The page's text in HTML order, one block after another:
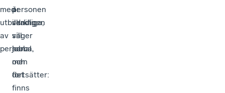
med
utbildning
av
personal.
personen
verkligen
vill
jobba,
men
det
finns
är
skadliga,
säger
han
och
fortsätter: